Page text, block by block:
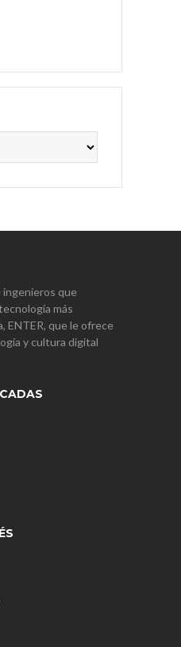
ingenieros que
más
ENTER, que le ofrece
y cultura digital